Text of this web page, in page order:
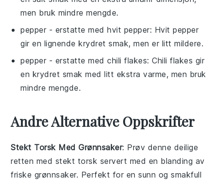
men bruk mindre mengde.
pepper - erstatte medhvit pepper: Hvit pepper
gir en lignende krydret smak, men er litt mildere.
pepper - erstatte medchili flakes: Chili flakes gir
en krydret smak med litt ekstra varme, men bruk
mindre mengde.
Andre Alternative Oppskrifter
Stekt Torsk Med Grønnsaker: Prøv denne deilige
retten med stekt torsk servert med en blanding av
friske grønnsaker. Perfekt for en sunn og smakfull